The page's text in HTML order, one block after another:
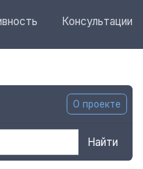
Консультации
О проекте
Найти